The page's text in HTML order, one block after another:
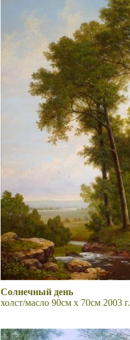
Солнечный день
холст/масло 90см x 70см 2003 г.